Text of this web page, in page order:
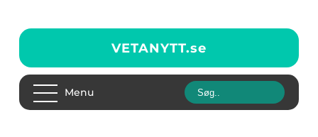
VETANYTT.se
Menu